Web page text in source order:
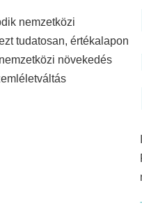
nemzetközi
tudatosan, értékalapon
növekedés